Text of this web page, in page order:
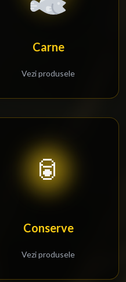
Carne
Vezi produsele
🥫
Conserve
Vezi produsele